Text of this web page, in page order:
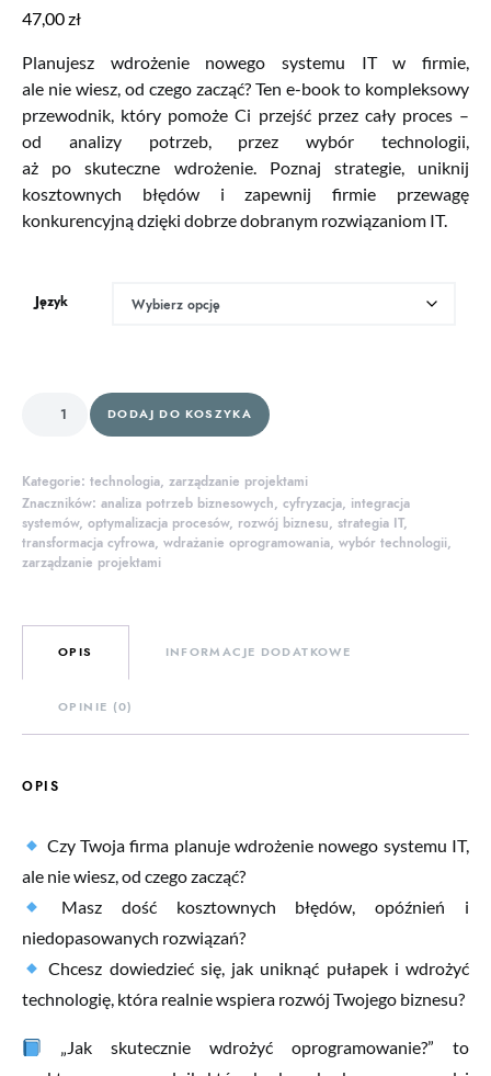
47,00zł
Planujesz wdrożenie nowego systemu IT w firmie,
ale nie wiesz, od czego zacząć? Ten e-book to kompleksowy
przewodnik, który pomoże Ci przejść przez cały proces –
od analizy potrzeb, przez wybór technologii,
aż po skuteczne wdrożenie. Poznaj strategie, uniknij
kosztownych błędów i zapewnij firmie przewagę
konkurencyjną dzięki dobrze dobranym rozwiązaniom IT.
Język
ilość Jak skutecznie wdrożyć oprogramowanie? 7 kroków do sukcesu –
DODAJ DO KOSZYKA
Kategorie: technologia, zarządzanie projektami
Znaczników: analiza potrzeb biznesowych, cyfryzacja, integracja
systemów, optymalizacja procesów, rozwój biznesu, strategia IT,
transformacja cyfrowa, wdrażanie oprogramowania, wybór technologii,
zarządzanie projektami
OPIS INFORMACJE DODATKOWE
OPINIE (0)
OPIS
Czy Twoja firma planuje wdrożenie nowego systemu IT,
ale nie wiesz, od czego zacząć?
Masz dość kosztownych błędów, opóźnień i
niedopasowanych rozwiązań?
Chcesz dowiedzieć się, jak uniknąć pułapek i wdrożyć
technologię, która realnie wspiera rozwój Twojego biznesu?
„Jak skutecznie wdrożyć oprogramowanie?” to